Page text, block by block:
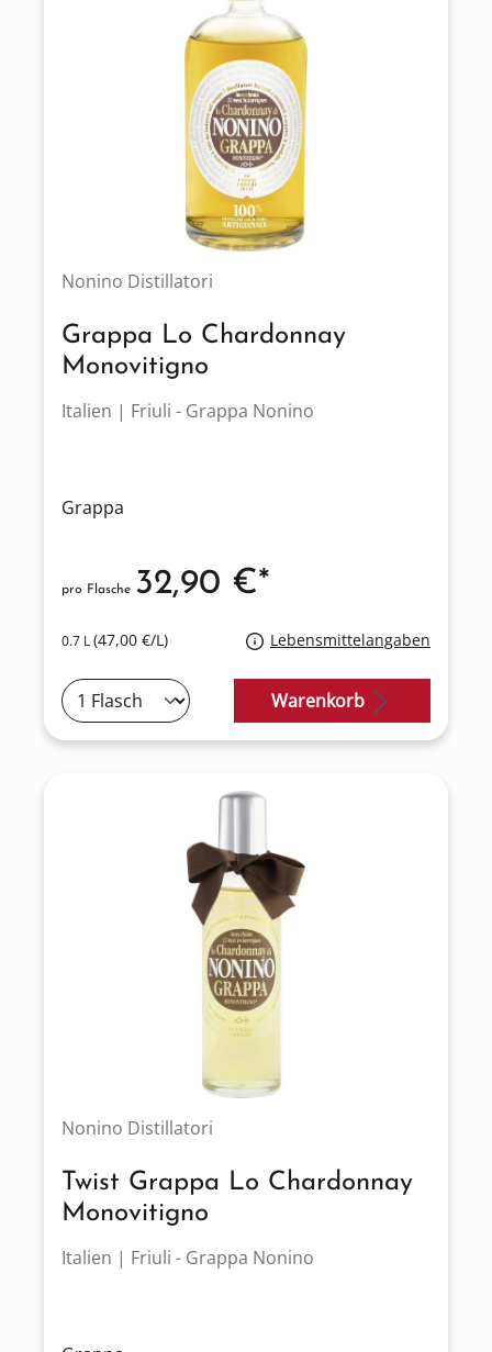
Nonino Distillatori
Grappa Lo Chardonnay
Monovitigno
Italien | Friuli - Grappa Nonino
Grappa
0.7 L(47,00 €/L) Lebensmittelangaben
pro Flasche 32,90 €*
Warenkorb
Nonino Distillatori
Twist Grappa Lo Chardonnay
Monovitigno
Italien | Friuli - Grappa Nonino